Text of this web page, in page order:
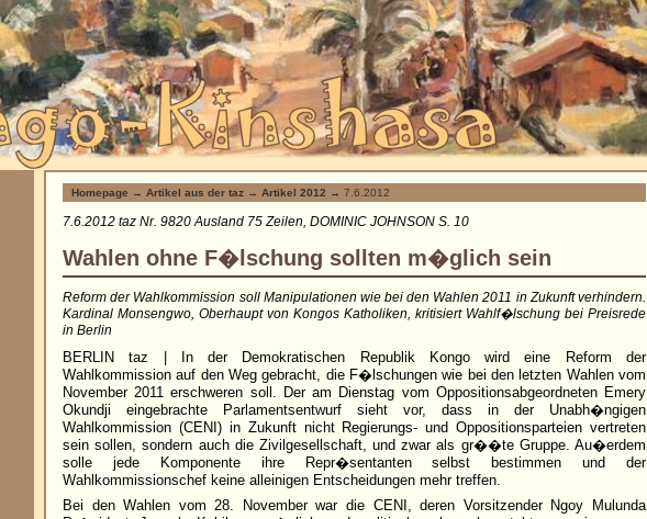
Homepage → Artikel aus der taz → Artikel 2012 → 7.6.2012
7.6.2012 taz Nr. 9820 Ausland 75 Zeilen, DOMINIC JOHNSON S. 10
Wahlen ohne F�lschung sollten m�glich sein
Reform der Wahlkommission soll Manipulationen wie bei den Wahlen 2011 in Zukunft verhindern.
Kardinal Monsengwo, Oberhaupt von Kongos Katholiken, kritisiert Wahlf�lschung bei Preisrede
in Berlin
BERLIN taz | In der Demokratischen Republik Kongo wird eine Reform der
Wahlkommission auf den Weg gebracht, die F�lschungen wie bei den letzten Wahlen vom
November 2011 erschweren soll. Der am Dienstag vom Oppositionsabgeordneten Emery
Okundji eingebrachte Parlamentsentwurf sieht vor, dass in der Unabh�ngigen
Wahlkommission (CENI) in Zukunft nicht Regierungs- und Oppositionsparteien vertreten
sein sollen, sondern auch die Zivilgesellschaft, und zwar als gr��te Gruppe. Au�erdem
solle jede Komponente ihre Repr�sentanten selbst bestimmen und der
Wahlkommissionschef keine alleinigen Entscheidungen mehr treffen.
Bei den Wahlen vom 28. November war die CENI, deren Vorsitzender Ngoy Mulunda